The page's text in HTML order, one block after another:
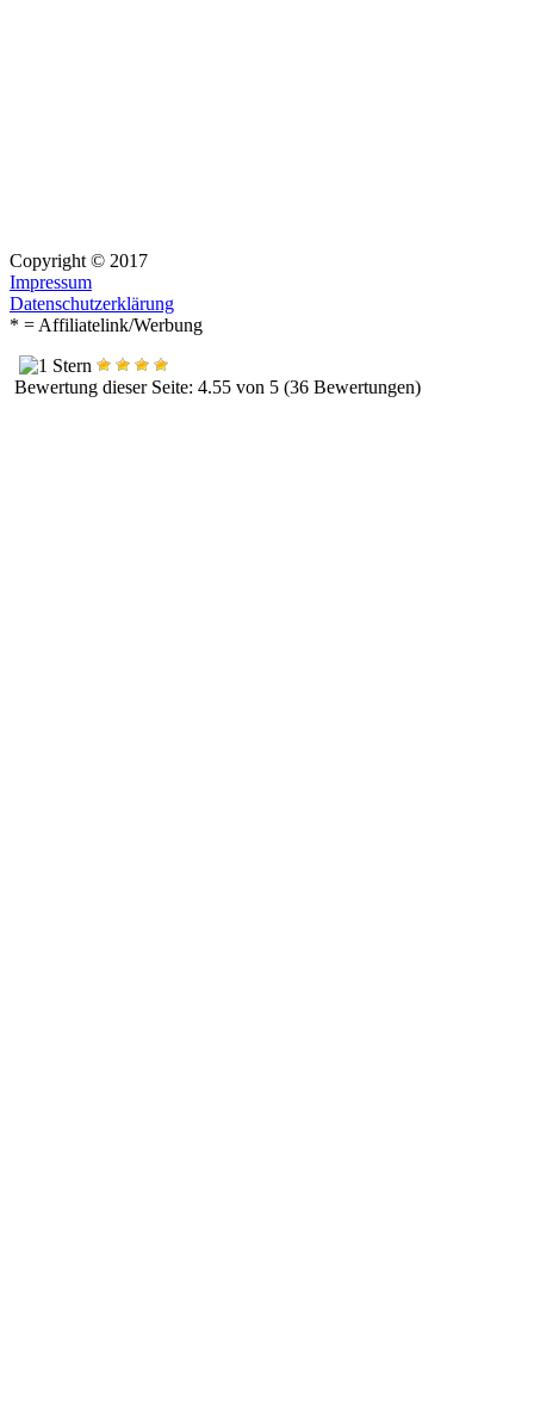
Copyright © 2017
Impressum
Datenschutzerklärung
* = Affiliatelink/Werbung
Bewertung dieser Seite: 4.55 von 5 (36 Bewertungen)